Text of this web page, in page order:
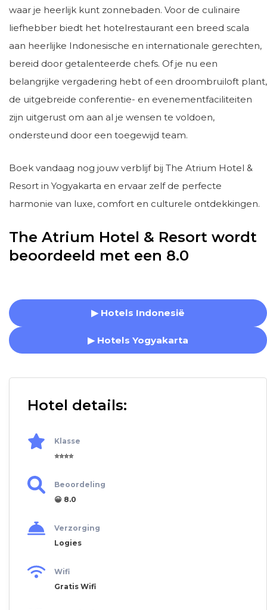
waar je heerlijk kunt zonnebaden. Voor de culinaire
liefhebber biedt het hotelrestaurant een breed scala
aan heerlijke Indonesische en internationale gerechten,
bereid door getalenteerde chefs. Of je nu een
belangrijke vergadering hebt of een droombruiloft plant,
de uitgebreide conferentie- en evenementfaciliteiten
zijn uitgerust om aan al je wensen te voldoen,
ondersteund door een toegewijd team.
Boek vandaag nog jouw verblijf bij The Atrium Hotel &
Resort in Yogyakarta en ervaar zelf de perfecte
harmonie van luxe, comfort en culturele ontdekkingen.
The Atrium Hotel & Resort wordt
beoordeeld met een 8.0
▶ Hotels Indonesië
▶ Hotels Yogyakarta
Hotel details:
Klasse
⭐⭐⭐⭐
Beoordeling
😀 8.0
Verzorging
Logies
Wifi
Gratis Wifi